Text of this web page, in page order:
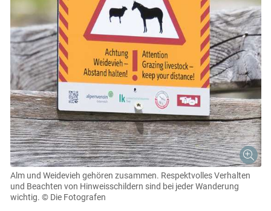
Alm und Weidevieh gehören zusammen. Respektvolles Verhalten
und Beachten von Hinweisschildern sind bei jeder Wanderung
wichtig. © Die Fotografen